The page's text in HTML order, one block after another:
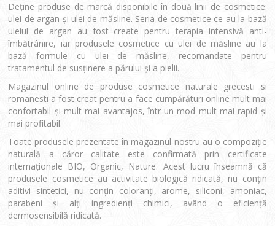
Deţine produse de marcă disponibile în două linii de cosmetice:
ulei de argan şi ulei de măsline. Seria de cosmetice ce au la bază
uleiul de argan au fost create pentru terapia intensivă anti-
îmbătrânire, iar produsele cosmetice cu ulei de măsline au la
bază formule cu ulei de măsline, recomandate pentru
tratamentul de susţinere a părului şi a pielii.
Magazinul online de produse cosmetice naturale grecesti si
romanesti a fost creat pentru a face cumpărături online mult mai
confortabil şi mult mai avantajos, într-un mod mult mai rapid şi
mai profitabil.
Toate produsele prezentate în magazinul nostru au o compoziţie
naturală a căror calitate este confirmată prin certificate
internaţionale BIO, Organic, Nature. Acest lucru înseamnă că
produsele cosmetice au activitate biologică ridicată, nu conţin
aditivi sintetici, nu conţin coloranţi, arome, siliconi, amoniac,
parabeni şi alţi ingredienţi chimici, având o eficienţă
dermosensibilă ridicată.